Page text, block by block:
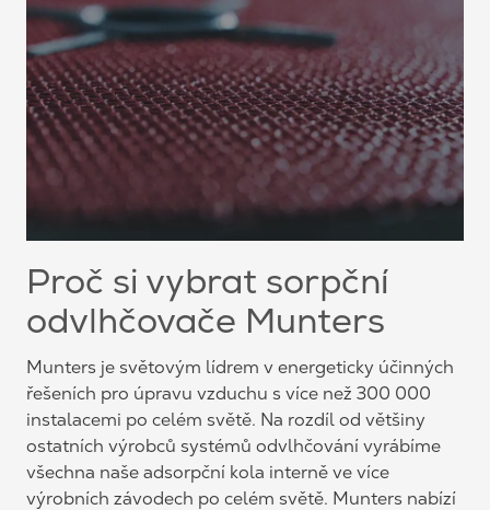
Proč si vybrat sorpční
odvlhčovače Munters
Munters je světovým lídrem v energeticky účinných
řešeních pro úpravu vzduchu s více než 300 000
instalacemi po celém světě. Na rozdíl od většiny
ostatních výrobců systémů odvlhčování vyrábíme
všechna naše adsorpční kola interně ve více
výrobních závodech po celém světě. Munters nabízí